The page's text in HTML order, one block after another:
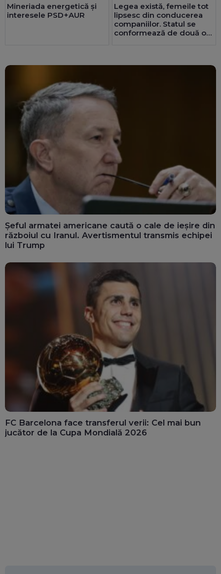
Mineriada energetică și
interesele PSD+AUR
Legea există, femeile tot
lipsesc din conducerea
companiilor. Statul se
conformează de două ori
Șeful armatei americane caută o cale de ieșire din
războiul cu Iranul. Avertismentul transmis echipei
lui Trump
FC Barcelona face transferul verii: Cel mai bun
jucător de la Cupa Mondială 2026